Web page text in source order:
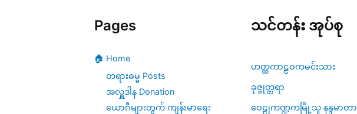
Pages
🏠 Home
တရားဓမ္မ Posts
အလှူဒါန Donation
ယောဂီများတွက် ကျန်းမာရေး
သင်တန်း အုပ်စု
ဟတ္ထကာဠဝကမင်းသား
ခုဇ္ဇုတ္တရာ
ဝေဠုကဏ္ဍကမြို့သူ နန္ဒမာတာ